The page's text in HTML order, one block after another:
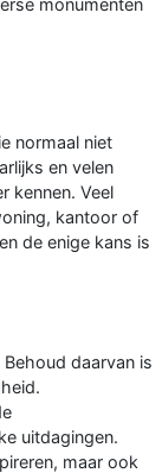
normaal niet
en velen
kennen. Veel
kantoor of
de enige kans is
daarvan is
uitdagingen.
maar ook